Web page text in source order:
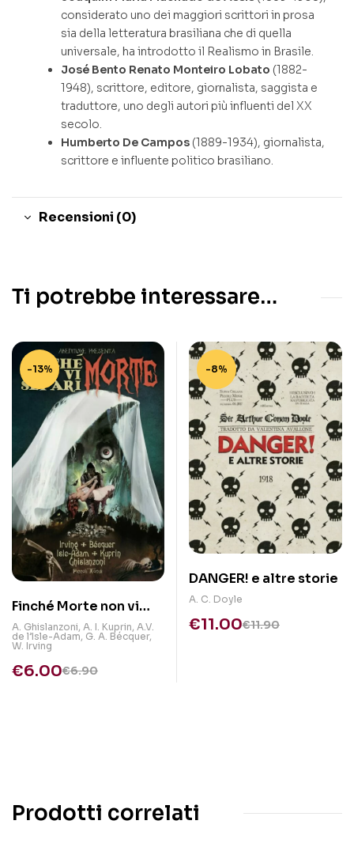
considerato uno dei maggiori scrittori in prosa
sia della letteratura brasiliana che di quella
universale, ha introdotto il Realismo in Brasile.
José Bento Renato Monteiro Lobato (1882-
1948), scrittore, editore, giornalista, saggista e
traduttore, uno degli autori più influenti del XX
secolo.
Humberto De Campos (1889-1934), giornalista,
scrittore e influente politico brasiliano.
Recensioni (0)
Ti potrebbe interessare…
-13%
Finché Morte non vi
Separi
A. Ghislanzoni, A. I. Kuprin, A.V.
de l’Isle-Adam, G. A. Bécquer,
W. Irving
€6.90
€6.00
-8%
DANGER! e altre storie
A. C. Doyle
€11.90
€11.00
Prodotti correlati